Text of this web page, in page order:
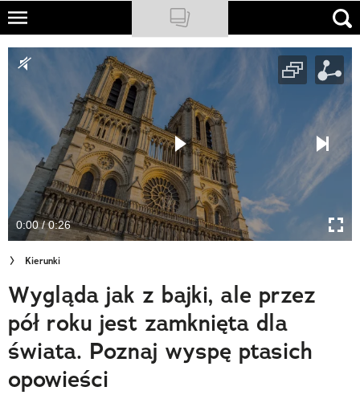
Skip
main
NATIONAL GEOGRAPHIC
PODCASTY
Sklep
Newsletter
Cuda Polski
Wielki Konkurs Fotograficzny
Trendbook Podróżniczy
Polecane
0:00 / 0:26
Kierunki
Wygląda jak z bajki, ale przez
pół roku jest zamknięta dla
świata. Poznaj wyspę ptasich
opowieści